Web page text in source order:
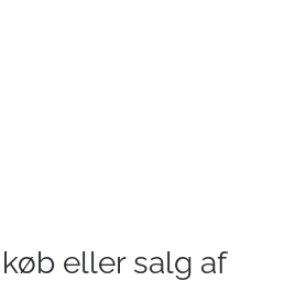
eller salg af